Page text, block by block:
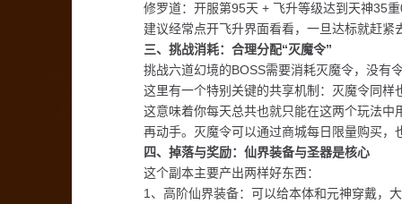
修罗道‌：开服第95天 + 飞升等级达到天神35
建议经常点开飞升界面看看，一旦达标就赶
三、挑战消耗：合理分配“灭魔令”
挑战六道幻境的BOSS需要消耗‌灭魔令‌，没有
这里有一个‌特别关键的共享机制‌：灭魔令同
这意味着你每天总共也就只能在这两个玩法
再动手。灭魔令可以通过商城每日限量购买，
四、掉落与奖励：仙界装备与圣器是核心
这个副本主要产出两样好东西：
1‌、高阶仙界装备‌：可以给本体和元神穿戴，